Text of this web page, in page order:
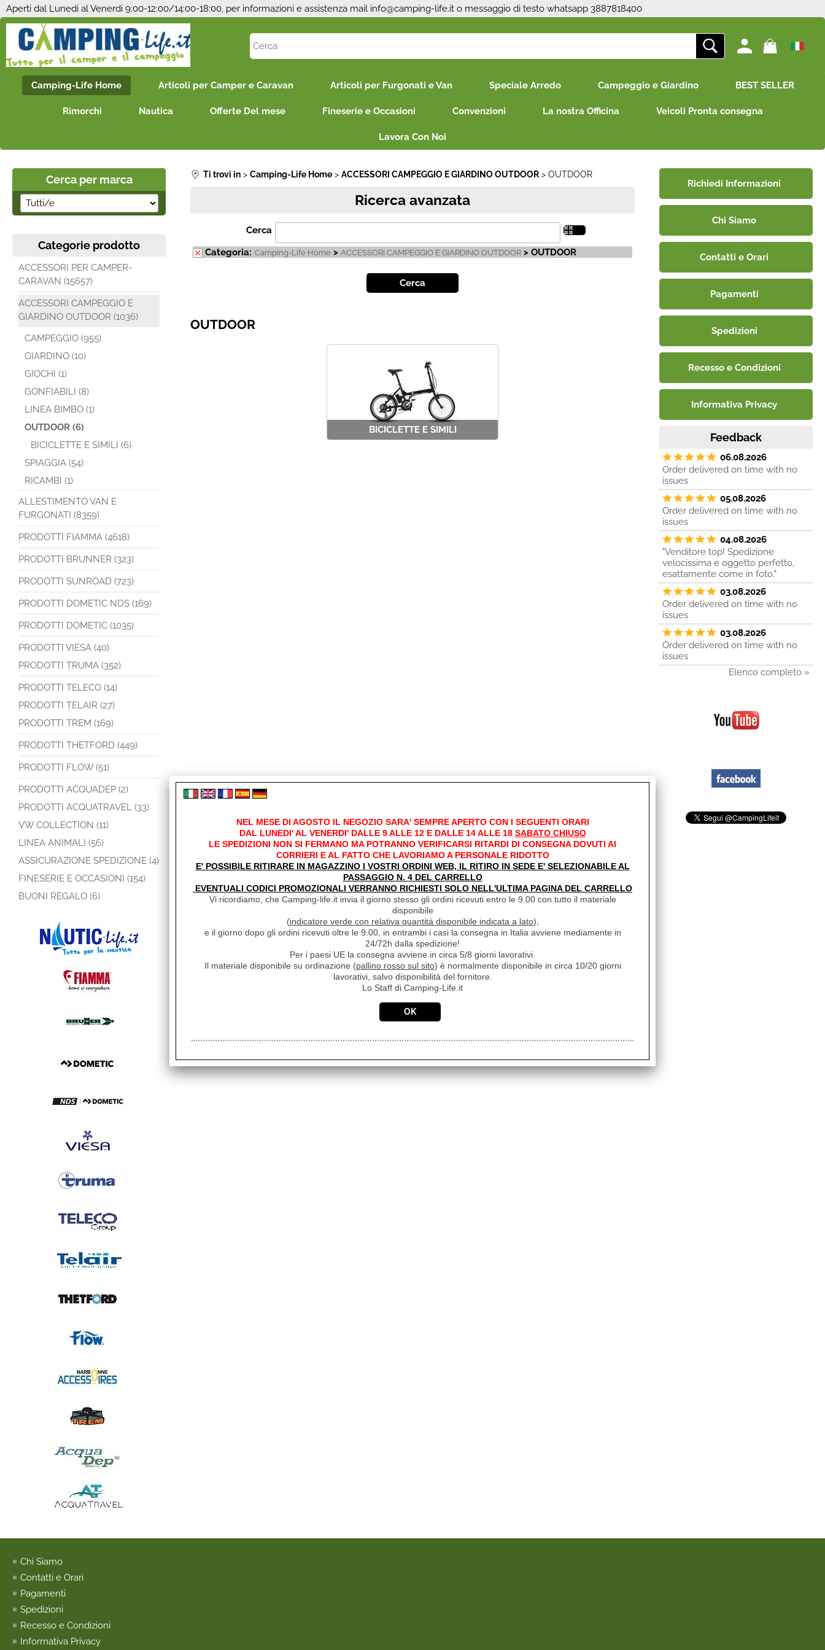
Aperti dal Lunedi al Venerdi 9:00-12:00/14:00-18:00, per informazioni e assistenza mail info@camping-life.it o messaggio di testo whatsapp 3887818400
Per completare l'ordine inserisci
poi clicca sul pulsante "Accedi"
Password:
Hai perso la password?
Se non sei ancora registrato sul
"Registrati"
Camping-Life Home Articoli per Camper e Caravan Articoli per Furgonati e Van Speciale Arredo Campeggio e Giardino BEST SELLER
Rimorchi Nautica Offerte Del mese Fineserie e Occasioni Convenzioni La nostra Officina Veicoli Pronta consegna
Lavora Con Noi
Cerca per marca
Categorie prodotto
ACCESSORI PER CAMPER-
CARAVAN (15657)
ACCESSORI CAMPEGGIO E
GIARDINO OUTDOOR (1036)
CAMPEGGIO (955)
GIARDINO (10)
GIOCHI (1)
GONFIABILI (8)
LINEA BIMBO (1)
OUTDOOR (6)
BICICLETTE E SIMILI (6)
SPIAGGIA (54)
RICAMBI (1)
ALLESTIMENTO VAN E
FURGONATI (8359)
PRODOTTI FIAMMA (4618)
PRODOTTI BRUNNER (323)
PRODOTTI SUNROAD (723)
PRODOTTI DOMETIC NDS (169)
PRODOTTI DOMETIC (1035)
PRODOTTI VIESA (40)
PRODOTTI TRUMA (352)
PRODOTTI TELECO (14)
PRODOTTI TELAIR (27)
PRODOTTI TREM (169)
PRODOTTI THETFORD (449)
PRODOTTI FLOW (51)
PRODOTTI ACQUADEP (2)
PRODOTTI ACQUATRAVEL (33)
VW COLLECTION (11)
LINEA ANIMALI (56)
ASSICURAZIONE SPEDIZIONE (4)
FINESERIE E OCCASIONI (154)
BUONI REGALO (6)
Ti trovi in Camping-Life Home ACCESSORI CAMPEGGIO E GIARDINO OUTDOOR OUTDOOR
Ricerca avanzata
Cerca
Categoria: Camping-Life Home > ACCESSORI CAMPEGGIO E GIARDINO OUTDOOR > OUTDOOR
OUTDOOR
BICICLETTE E SIMILI
Richiedi Informazioni
Chi Siamo
Contatti e Orari
Pagamenti
Spedizioni
Recesso e Condizioni
Informativa Privacy
Feedback
06.08.2026
Order delivered on time with no
issues
05.08.2026
Order delivered on time with no
issues
04.08.2026
"Venditore top! Spedizione
velocissima e oggetto perfetto,
esattamente come in foto."
03.08.2026
Order delivered on time with no
issues
03.08.2026
Order delivered on time with no
issues
Elenco completo »
Chi Siamo
Contatti e Orari
Pagamenti
Spedizioni
Recesso e Condizioni
Informativa Privacy
NEL MESE DI AGOSTO IL NEGOZIO SARA' SEMPRE APERTO CON I SEGUENTI ORARI
DAL LUNEDI' AL VENERDI' DALLE 9 ALLE 12 E DALLE 14 ALLE 18 SABATO CHIUSO
LE SPEDIZIONI NON SI FERMANO MA POTRANNO VERIFICARSI RITARDI DI CONSEGNA DOVUTI AI
CORRIERI E AL FATTO CHE LAVORIAMO A PERSONALE RIDOTTO
E' POSSIBILE RITIRARE IN MAGAZZINO I VOSTRI ORDINI WEB, IL RITIRO IN SEDE E' SELEZIONABILE AL
PASSAGGIO N. 4 DEL CARRELLO
EVENTUALI CODICI PROMOZIONALI VERRANNO RICHIESTI SOLO NELL'ULTIMA PAGINA DEL CARRELLO
Vi ricordiamo, che Camping-life.it invia il giorno stesso gli ordini ricevuti entro le 9.00 con tutto il materiale
disponibile
(indicatore verde con relativa quantità disponibile indicata a lato),
e il giorno dopo gli ordini ricevuti oltre le 9.00, in entrambi i casi la consegna in Italia avviene mediamente in
24/72h dalla spedizione!
Per i paesi UE la consegna avviene in circa 5/8 giorni lavorativi.
Il materiale disponibile su ordinazione (pallino rosso sul sito) è normalmente disponibile in circa 10/20 giorni
lavorativi, salvo disponibilità del fornitore.
Lo Staff di Camping-Life.it